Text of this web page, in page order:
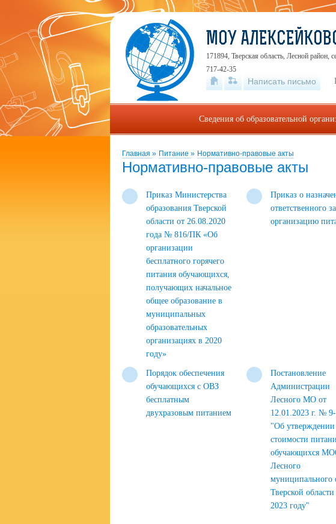
Главная » Питание » Нормативно-правовые акты
Нормативно-правовые акты
Приказ Министерства
образования Тверской
области от 26.08.2020
года № 816/ПК «Об
организации
бесплатного горячего
питания обучающихся,
получающих начальное
общее образование в
муниципальных
образовательных
организациях в 2020
году»
Приказ о
ответственного за
организацию
Порядок обеспечения
обучающихся с ОВЗ
бесплатным
двухразовым питанием
Постановление
Администрации
Лесного МО от
12.01.2023 г. №
"Об утверждении
стоимости
обучающихся
Лесного
муниципального
Тверской области
2023 году"
МОУ
171894, Тверская область, Лесной
717-42-35
Написать письмо
Сведения об образовательной